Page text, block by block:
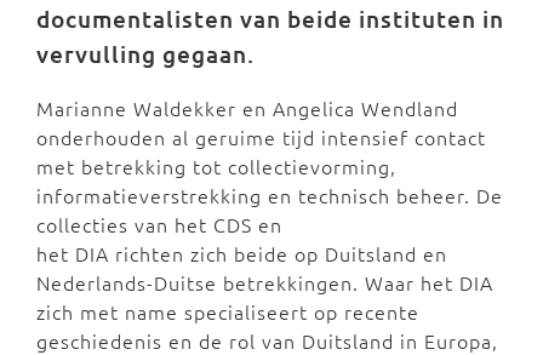
documentalisten van beide instituten in
vervulling gegaan.
Marianne Waldekker en Angelica Wendland
onderhouden al geruime tijd intensief contact
met betrekking tot collectievorming,
informatieverstrekking en technisch beheer. De
collecties van het CDS en
het DIA richten zich beide op Duitsland en
Nederlands-Duitse betrekkingen. Waar het DIA
zich met name specialiseert op recente
geschiedenis en de rol van Duitsland in Europa,